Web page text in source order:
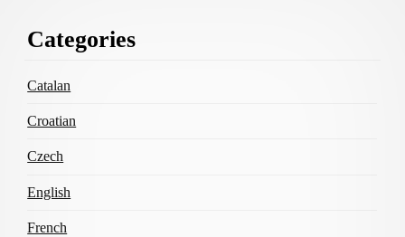
Content
Categories
Catalan
Croatian
Czech
English
French